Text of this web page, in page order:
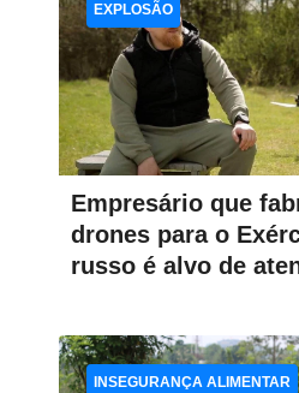
Empresário que
drones para o
russo é alvo de
EXPLOSÃO
INSEGURANÇA ALIMENTAR